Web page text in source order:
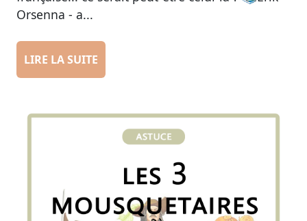
Orsenna - a...
LIRE LA SUITE